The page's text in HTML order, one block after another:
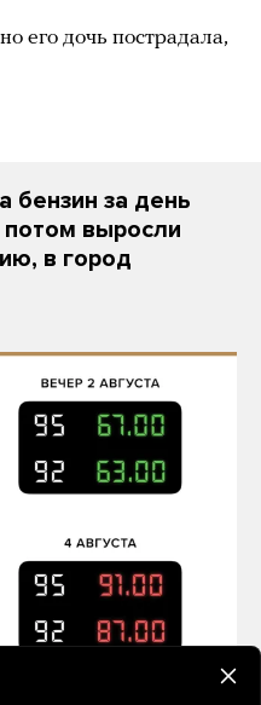
его дочь пострадала,
бензин за день
выросли
в город